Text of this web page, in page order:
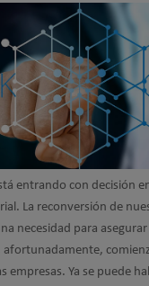
entrando con decisión
La reconversión de
necesidad para
afortunadamente,
empresas. Ya se puede